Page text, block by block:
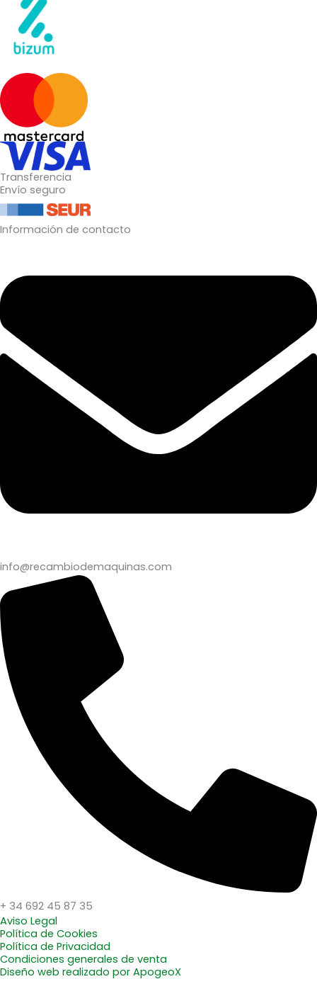
Transferencia
Envío seguro
Información de contacto
info@recambiodemaquinas.com
+ 34 692 45 87 35
Aviso Legal
Política de Cookies
Política de Privacidad
Condiciones generales de venta
Diseño web realizado por ApogeoX